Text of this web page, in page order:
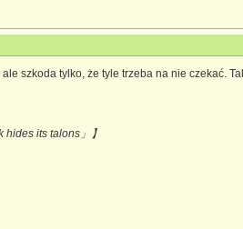
szkoda tylko, że tyle trzeba na nie czekać.
hides its talons」】